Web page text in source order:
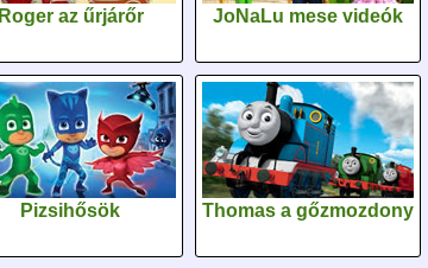
Roger az űrjárőr JoNaLu mese videók
Pizsihősök Thomas a gőzmozdony